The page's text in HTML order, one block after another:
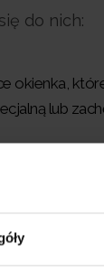
do nich:
okienka,
lub
okienka,